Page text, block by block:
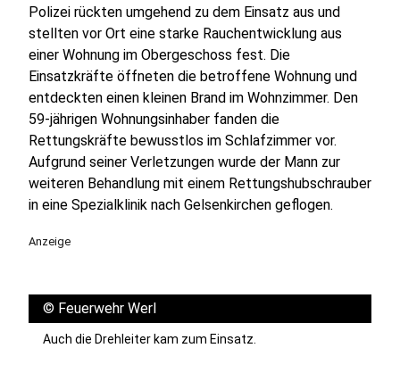
Polizei rückten umgehend zu dem Einsatz aus und
stellten vor Ort eine starke Rauchentwicklung aus
einer Wohnung im Obergeschoss fest. Die
Einsatzkräfte öffneten die betroffene Wohnung und
entdeckten einen kleinen Brand im Wohnzimmer. Den
59-jährigen Wohnungsinhaber fanden die
Rettungskräfte bewusstlos im Schlafzimmer vor.
Aufgrund seiner Verletzungen wurde der Mann zur
weiteren Behandlung mit einem Rettungshubschrauber
in eine Spezialklinik nach Gelsenkirchen geflogen.
Anzeige
© Feuerwehr Werl
Auch die Drehleiter kam zum Einsatz.